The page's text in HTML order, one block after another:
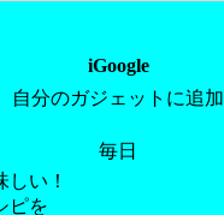
iGoogle
自分のガジェットに追加
毎日
しい！
ピを